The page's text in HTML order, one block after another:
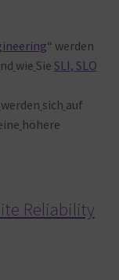
“ werden
wie Sie SLI, SLO
werden sich auf
höhere
Reliability